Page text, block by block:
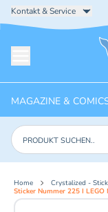
Kontakt & Service
MAGAZINE &
Produkte suchen
Home
Crystalized -
Sticker Nummer 225 I